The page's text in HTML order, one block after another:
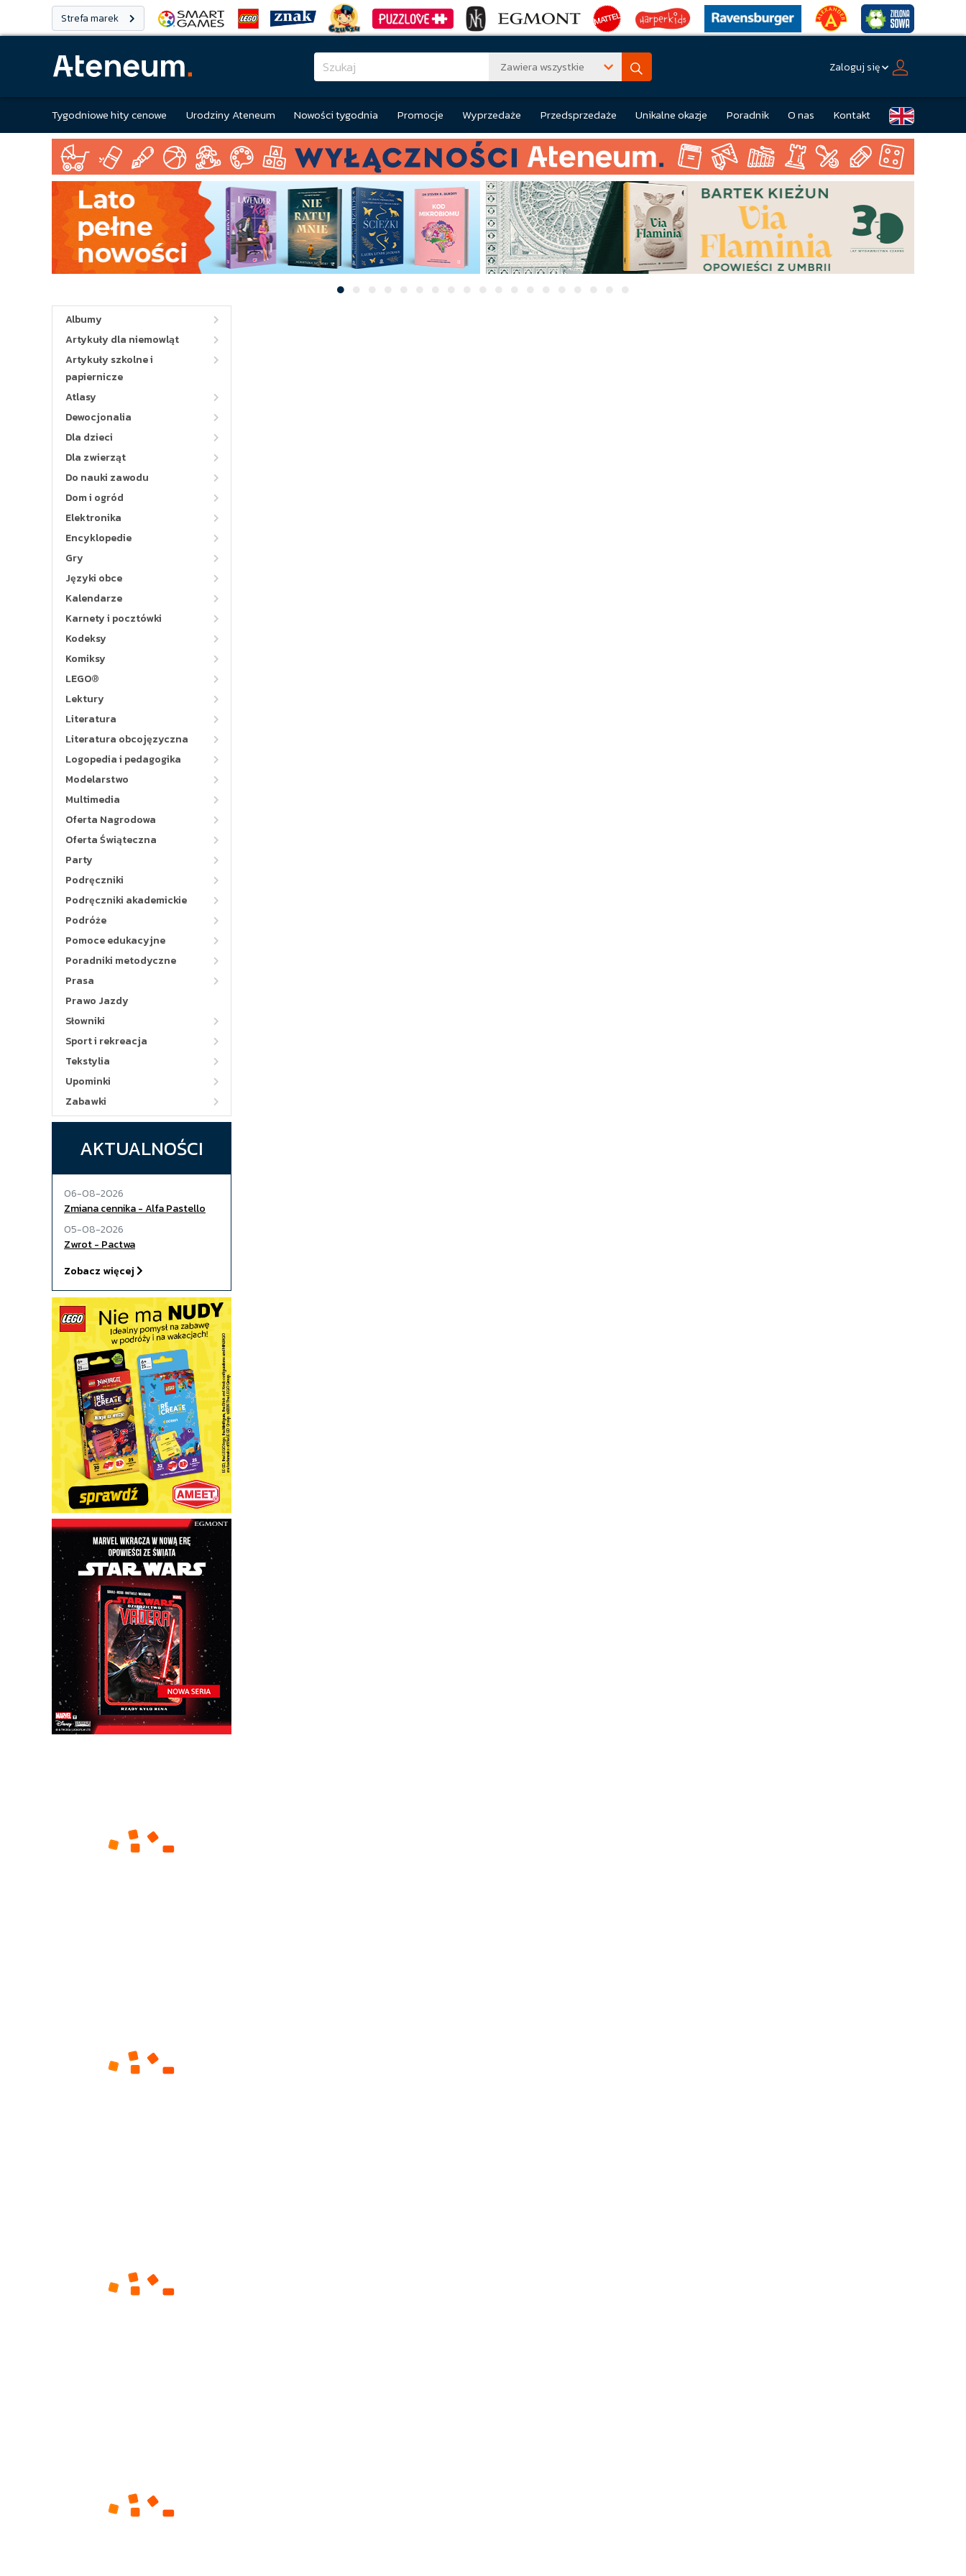
Strefa marek
Zawiera wszystkie Zaloguj się
Tygodniowe hity cenowe Urodziny Ateneum Nowości tygodnia Promocje Wyprzedaże Przedsprzedaże Unikalne okazje Poradnik O nas Kontakt
Albumy
Artykuły dla niemowląt
Artykuły szkolne i
papiernicze
Atlasy
Dewocjonalia
Dla dzieci
Dla zwierząt
Do nauki zawodu
Dom i ogród
Elektronika
Encyklopedie
Gry
Języki obce
Kalendarze
Karnety i pocztówki
Kodeksy
Komiksy
LEGO®
Lektury
Literatura
Literatura obcojęzyczna
Logopedia i pedagogika
Modelarstwo
Multimedia
Oferta Nagrodowa
Oferta Świąteczna
Party
Podręczniki
Podręczniki akademickie
Podróże
Pomoce edukacyjne
Poradniki metodyczne
Prasa
Prawo Jazdy
Słowniki
Sport i rekreacja
Tekstylia
Upominki
Zabawki
AKTUALNOŚCI
06-08-2026
Zmiana cennika - Alfa Pastello
05-08-2026
Zwrot - Pactwa
Zobacz więcej